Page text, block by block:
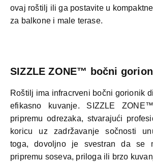
ovaj roštilj ili ga postavite u
za balkone i male terase.
SIZZLE ZONE™ bočni
Roštilj ima infracrveni bočni gorionik
efikasno kuvanje. SIZZLE
pripremu odrezaka, stvarajući
koricu uz zadržavanje sočnosti
toga, dovoljno je svestran da se
pripremu soseva, priloga ili brzo